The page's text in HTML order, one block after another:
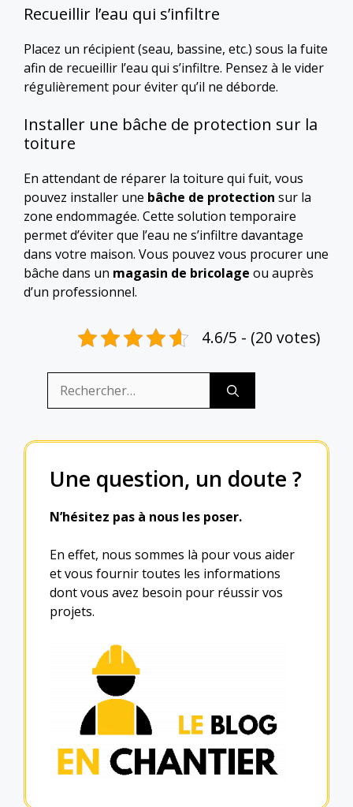
Recueillir l’eau qui s’infiltre
Placez un récipient (seau, bassine, etc.) sous la fuite
afin de recueillir l’eau qui s’infiltre. Pensez à le vider
régulièrement pour éviter qu’il ne déborde.
Installer une bâche de protection sur la
toiture
En attendant de réparer la toiture qui fuit, vous
pouvez installer une bâche de protection sur la
zone endommagée. Cette solution temporaire
permet d’éviter que l’eau ne s’infiltre davantage
dans votre maison. Vous pouvez vous procurer une
bâche dans un magasin de bricolage ou auprès
d’un professionnel.
4.6/5 - (20 votes)
Une question, un doute ?
N’hésitez pas à nous les poser.
En effet, nous sommes là pour vous aider
et vous fournir toutes les informations
dont vous avez besoin pour réussir vos
projets.